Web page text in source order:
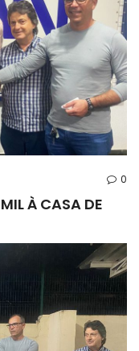
0
À CASA DE